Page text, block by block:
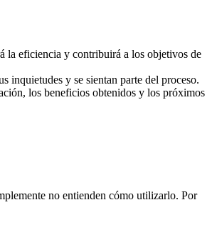
la eficiencia y contribuirá a los objetivos de
inquietudes y se sientan parte del proceso.
los beneficios obtenidos y los próximos
no entienden cómo utilizarlo. Por